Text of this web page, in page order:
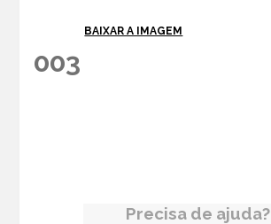
003
BAIXAR A IMAGEM
Precisa de ajuda?